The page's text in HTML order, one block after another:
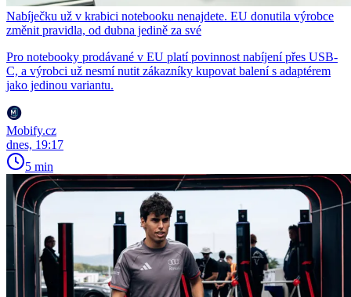
Nabíječku už v krabici notebooku nenajdete. EU donutila výrobce
změnit pravidla, od dubna jedině za své
Pro notebooky prodávané v EU platí povinnost nabíjení přes USB-
C, a výrobci už nesmí nutit zákazníky kupovat balení s adaptérem
jako jedinou variantu.
Mobify.cz
dnes, 19:17
5 min